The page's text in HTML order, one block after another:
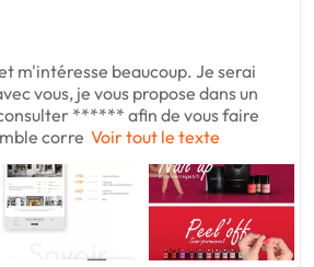
m'intéresse beaucoup. Je serai
vous, je vous propose dans un
****** afin de vous faire
corre Voir tout le texte